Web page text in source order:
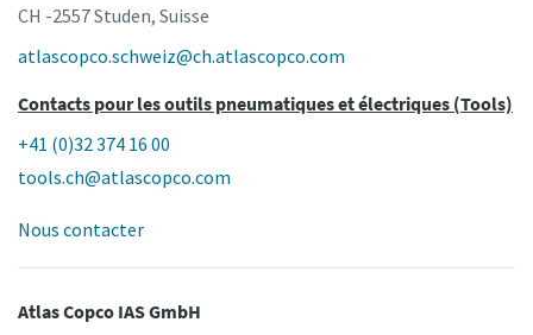
CH -2557 Studen, Suisse
atlascopco.schweiz@ch.atlascopco.com
Contacts pour les outils pneumatiques et électriques (Tools)
+41 (0)32 374 16 00
tools.ch@atlascopco.com
Nous contacter
Atlas Copco IAS GmbH